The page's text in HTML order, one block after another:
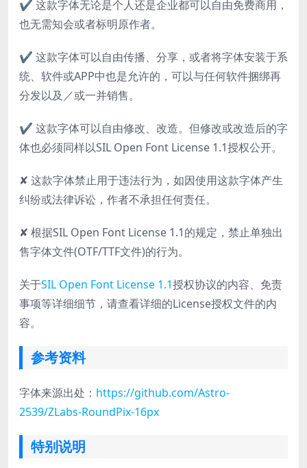
✔ 这款字体无论是个人还是企业都可以自由免费商用，
也无需知会或者标明原作者。
✔ 这款字体可以自由传播、分享，或者将字体安装于系
统、软件或APP中也是允许的，可以与任何软件捆绑再
分发以及／或一并销售。
✔ 这款字体可以自由修改、改造。但修改或改造后的字
体也必须同样以SIL Open Font License 1.1授权公开。
✘ 这款字体禁止用于违法行为，如因使用这款字体产生
纠纷或法律诉讼，作者不承担任何责任。
✘ 根据SIL Open Font License 1.1的规定，禁止单独出
售字体文件(OTF/TTF文件)的行为。
关于SIL Open Font License 1.1授权协议的内容、免责
事项等详细细节，请查看详细的License授权文件的内
容。
参考资料
字体来源出处： https://github.com/Astro-
2539/ZLabs-RoundPix-16px
特别说明